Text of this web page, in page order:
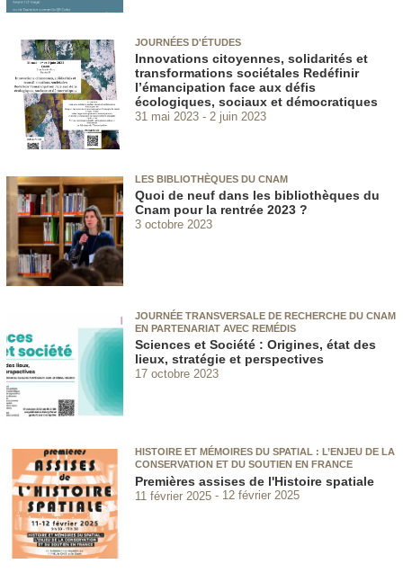
JOURNÉES D'ÉTUDES
Innovations citoyennes, solidarités et
transformations sociétales Redéfinir
l’émancipation face aux défis
écologiques, sociaux et démocratiques
31 mai 2023 2 juin 2023
LES BIBLIOTHÈQUES DU CNAM
Quoi de neuf dans les bibliothèques du
Cnam pour la rentrée 2023 ?
3 octobre 2023
JOURNÉE TRANSVERSALE DE RECHERCHE DU CNAM
EN PARTENARIAT AVEC REMÉDIS
Sciences et Société : Origines, état des
lieux, stratégie et perspectives
17 octobre 2023
HISTOIRE ET MÉMOIRES DU SPATIAL : L’ENJEU DE LA
CONSERVATION ET DU SOUTIEN EN FRANCE
Premières assises de l'Histoire spatiale
11 février 2025 12 février 2025